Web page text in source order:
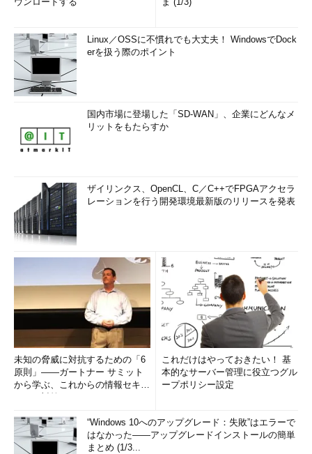
Linux／OSSに不慣れでも大丈夫！ WindowsでDock
erを扱う際のポイント
国内市場に登場した「SD-WAN」、企業にどんなメ
リットをもたらすか
ザイリンクス、OpenCL、C／C++でFPGAアクセラ
レーションを行う開発環境最新版のリリースを発表
未知の脅威に対抗するための「6
原則」――ガートナー サミット
から学ぶ、これからの情報セキュ
これだけはやっておきたい！ 基
本的なサーバー管理に役立つグル
ープポリシー設定
“Windows 10へのアップグレード：失敗”はエラーで
はなかった――アップグレードインストールの簡単
まとめ (1/3...